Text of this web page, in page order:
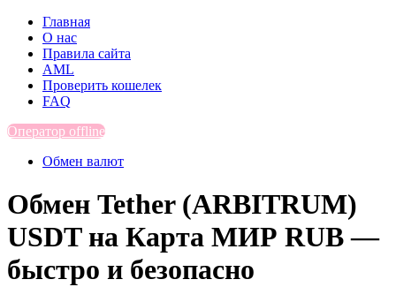
Главная
О нас
Правила сайта
AML
Проверить кошелек
FAQ
Оператор offline
Обмен валют
Обмен Tether (ARBITRUM)
USDT на Карта МИР RUB —
быстро и безопасно